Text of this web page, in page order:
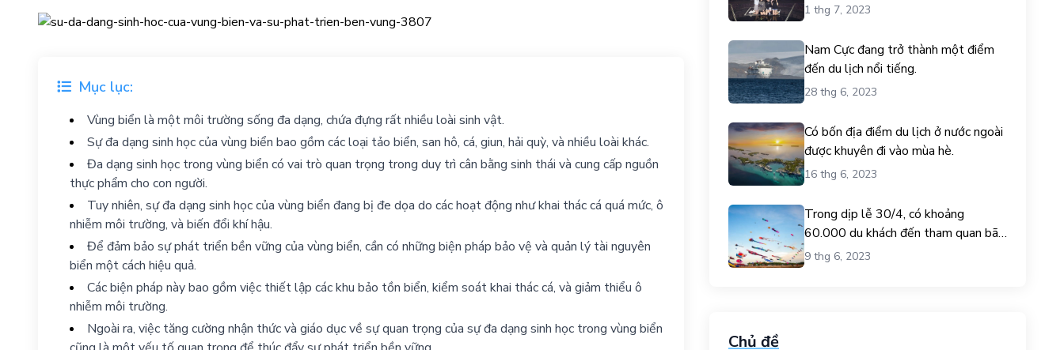
Mục lục:
Vùng biển là một môi trường sống đa dạng, chứa đựng rất nhiều loài sinh vật.
Sự đa dạng sinh học của vùng biển bao gồm các loại tảo biển, san hô, cá, giun, hải quỳ, và nhiều loài khác.
Đa dạng sinh học trong vùng biển có vai trò quan trọng trong duy trì cân bằng sinh thái và cung cấp nguồn
thực phẩm cho con người.
Tuy nhiên, sự đa dạng sinh học của vùng biển đang bị đe dọa do các hoạt động như khai thác cá quá mức, ô
nhiễm môi trường, và biến đổi khí hậu.
Để đảm bảo sự phát triển bền vững của vùng biển, cần có những biện pháp bảo vệ và quản lý tài nguyên
biển một cách hiệu quả.
Các biện pháp này bao gồm việc thiết lập các khu bảo tồn biển, kiểm soát khai thác cá, và giảm thiểu ô
nhiễm môi trường.
Ngoài ra, việc tăng cường nhận thức và giáo dục về sự quan trọng của sự đa dạng sinh học trong vùng biển
1 thg 7, 2023
Nam Cực đang trở thành một điểm
đến du lịch nổi tiếng.
28 thg 6, 2023
Có bốn địa điểm du lịch ở nước ngoài
được khuyên đi vào mùa hè.
16 thg 6, 2023
Trong dịp lễ 30/4, có khoảng
60.000 du khách đến tham quan bãi
biển Gò Công.
9 thg 6, 2023
Chủ đề